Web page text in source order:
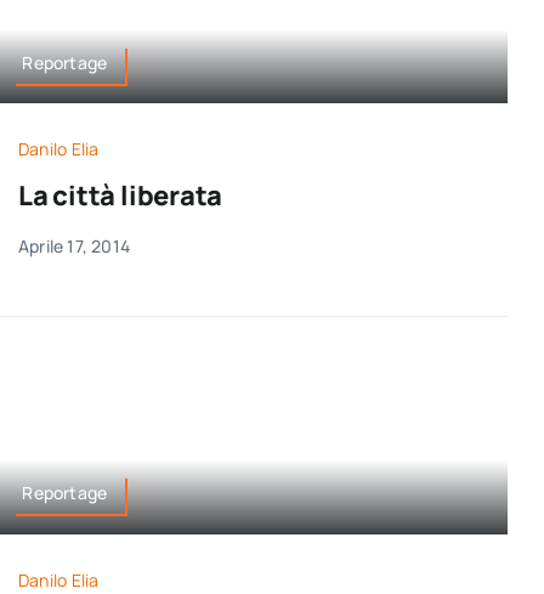
Reportage
Danilo Elia
La città liberata
Aprile 17, 2014
Reportage
Danilo Elia